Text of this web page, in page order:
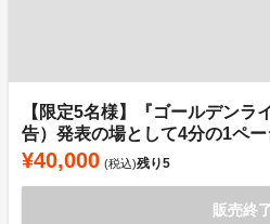
【限定5名様】『ゴールデンラ
告）発表の場として4分の1ペ
¥40,000 (税込)残り5
販売終了